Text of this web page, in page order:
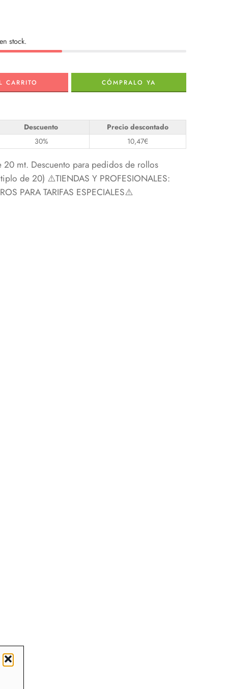
stock.
CARRITO CÓMPRALO YA
Descuento
Precio descontado
30%
10,47€
mt. Descuento para pedidos de rollos
de 20) ⚠️TIENDAS Y PROFESIONALES:
PARA TARIFAS ESPECIALES⚠️